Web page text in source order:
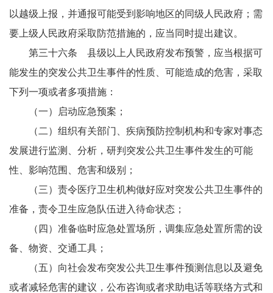
以越级上报，并通报可能受到影响地区的同级人民政府；需
要上级人民政府采取防范措施的，应当同时提出建议。
第三十六条 县级以上人民政府发布预警，应当根据可
能发生的突发公共卫生事件的性质、可能造成的危害，采取
下列一项或者多项措施：
（一）启动应急预案；
（二）组织有关部门、疾病预防控制机构和专家对事态
发展进行监测、分析，研判突发公共卫生事件发生的可能
性、影响范围、危害和级别；
（三）责令医疗卫生机构做好应对突发公共卫生事件的
准备，责令卫生应急队伍进入待命状态；
（四）准备临时应急处置场所，调集应急处置所需的设
备、物资、交通工具；
（五）向社会发布突发公共卫生事件预测信息以及避免
或者减轻危害的建议，公布咨询或者求助电话等联络方式和